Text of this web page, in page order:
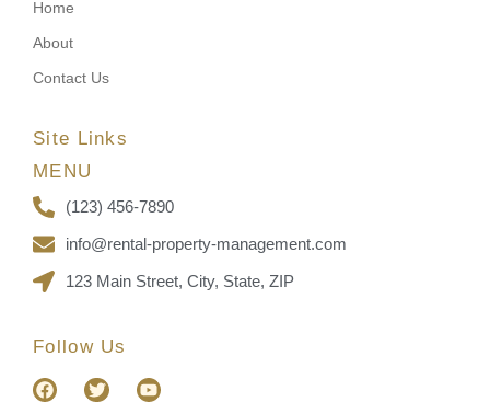
Home
About
Contact Us
Site Links
MENU
(123) 456-7890
info@rental-property-management.com
123 Main Street, City, State, ZIP
Follow Us